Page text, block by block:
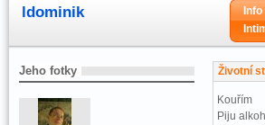
ldominik Info
Jeho fotky Životní
Kouřím
Piju